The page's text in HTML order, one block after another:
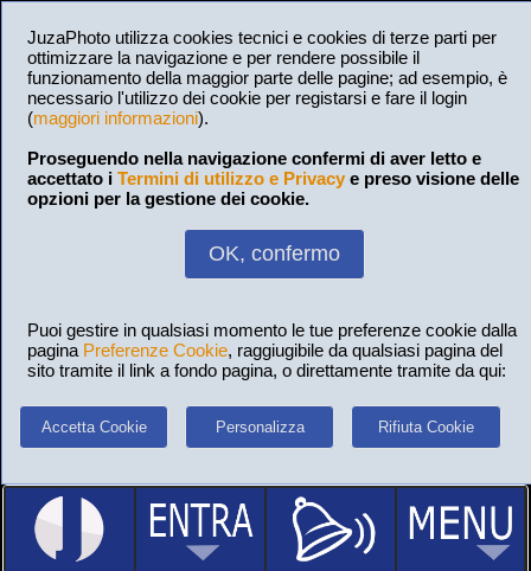
JuzaPhoto utilizza cookies tecnici e cookies di terze parti per
ottimizzare la navigazione e per rendere possibile il
funzionamento della maggior parte delle pagine; ad esempio, è
necessario l'utilizzo dei cookie per registarsi e fare il login
(maggiori informazioni).
Proseguendo nella navigazione confermi di aver letto e
accettato i Termini di utilizzo e Privacy e preso visione delle
opzioni per la gestione dei cookie.
OK, confermo
Puoi gestire in qualsiasi momento le tue preferenze cookie dalla
pagina Preferenze Cookie, raggiugibile da qualsiasi pagina del
sito tramite il link a fondo pagina, o direttamente tramite da qui:
Accetta Cookie Personalizza Rifiuta Cookie